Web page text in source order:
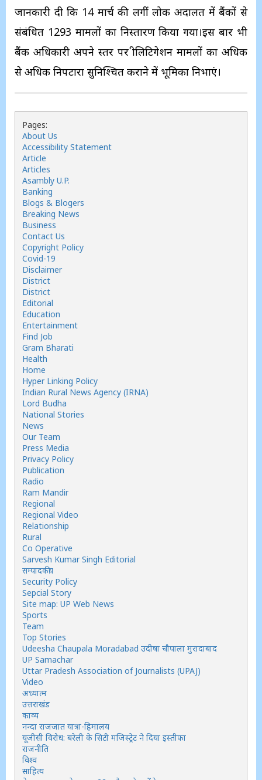
जानकारी दी कि 14 मार्च की लगीं लोक अदालत में बैंकों से
संबंधित 1293 मामलों का निस्तारण किया गया।इस बार भी
बैंक अधिकारी अपने स्तर पर प्रीलिटिगेशन मामलों का अधिक
से अधिक निपटारा सुनिश्चित कराने में भूमिका निभाएं।
Pages:
About Us
Accessibility Statement
Article
Articles
Asambly U.P.
Banking
Blogs & Blogers
Breaking News
Business
Contact Us
Copyright Policy
Covid-19
Disclaimer
District
District
Editorial
Education
Entertainment
Find Job
Gram Bharati
Health
Home
Hyper Linking Policy
Indian Rural News Agency (IRNA)
Lord Budha
National Stories
News
Our Team
Press Media
Privacy Policy
Publication
Radio
Ram Mandir
Regional
Regional Video
Relationship
Rural
Co Operative
Sarvesh Kumar Singh Editorial
सम्पादकीय
Security Policy
Sepcial Story
Site map: UP Web News
Sports
Team
Top Stories
Udeesha Chaupala Moradabad उदीषा चौपाला मुरादाबाद
UP Samachar
Uttar Pradesh Association of Journalists (UPAJ)
Video
अध्यात्म
उत्तराखंड
काव्य
नन्दा राजजात यात्रा-हिमालय
यूजीसी विरोध: बरेली के सिटी मजिस्ट्रेट ने दिया इस्तीफा
राजनीति
विश्व
साहित्य